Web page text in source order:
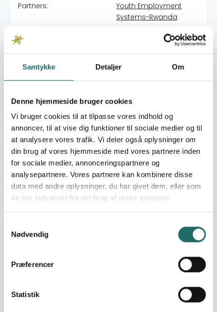
Samtykke Detaljer Om
Denne hjemmeside bruger cookies
Vi bruger cookies til at tilpasse vores indhold og
annoncer, til at vise dig funktioner til sociale medier og til
at analysere vores trafik. Vi deler også oplysninger om
din brug af vores hjemmeside med vores partnere inden
for sociale medier, annonceringspartnere og
analysepartnere. Vores partnere kan kombinere disse
data med andre oplysninger, du har givet dem, eller som
de har indsamlet fra din brug af deres tjenester.
Nødvendig
Præferencer
Statistik
Partners:
Youth Employment
Systems-Rwanda
Pool: Civilsamfundspuljen
Grant type: Projekt B (0,2-0,5 mio)
Efforts take place in: Rwanda
Overall targets
Økonomisk vækst i Rwanda
Immediate targets
Bedre og bæredygtigt levebrød for mindre
entreprenører og deres familier indenfor den uformelle
sektor i de 3 distrikter i Kigali.
Target groups
Unge iværksættere i alderen 18-35 år, som arbejder i den
uformelle sektor.
Resume
Educat og YES Rwandas primære mål er at udvikle et
der findes blandt de 18-35-årige entreprenører, der
arbejder i den uformelle sektor i Rwanda. Træningen